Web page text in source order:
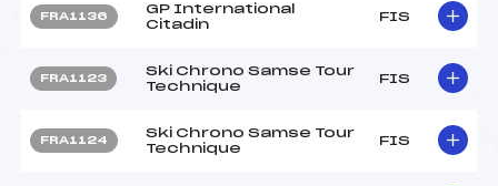
FRA1136
GP International
Citadin
FIS
FRA1123
Ski Chrono Samse Tour
Technique
FIS
FRA1124
Ski Chrono Samse Tour
Technique
FIS